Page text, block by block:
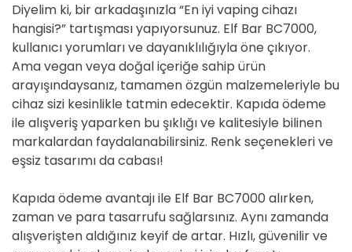
Diyelim ki, bir arkadaşınızla “En iyi vaping cihazı
hangisi?” tartışması yapıyorsunuz. Elf Bar BC7000,
kullanıcı yorumları ve dayanıklılığıyla öne çıkıyor.
Ama vegan veya doğal içeriğe sahip ürün
arayışındaysanız, tamamen özgün malzemeleriyle bu
cihaz sizi kesinlikle tatmin edecektir. Kapıda ödeme
ile alışveriş yaparken bu şıklığı ve kalitesiyle bilinen
markalardan faydalanabilirsiniz. Renk seçenekleri ve
eşsiz tasarımı da cabası!
Kapıda ödeme avantajı ile Elf Bar BC7000 alırken,
zaman ve para tasarrufu sağlarsınız. Aynı zamanda
alışverişten aldığınız keyif de artar. Hızlı, güvenilir ve